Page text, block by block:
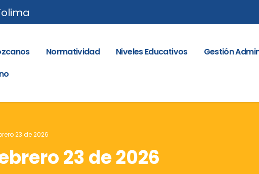
Normatividad Niveles Educativos
Gestión
23 de 2026
23 de 2026